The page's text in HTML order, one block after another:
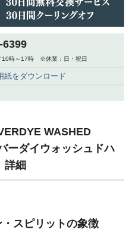
6399
10時～17時 ※休業：日・祝日
紙をダウンロード
WASHED
ーダイウォッシュドハ
詳細
スピリットの象徴